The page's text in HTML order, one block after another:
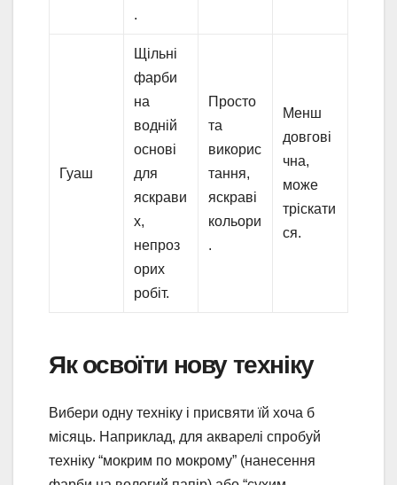
.
Гуаш
Щільні
фарби
на
водній
основі
для
яскрави
х,
непроз
орих
робіт.
Просто
та
викорис
тання,
яскраві
кольори
.
Менш
довгові
чна,
може
тріскати
ся.
Як освоїти нову техніку
Вибери одну техніку і присвяти їй хоча б
місяць. Наприклад, для акварелі спробуй
техніку “мокрим по мокрому” (нанесення